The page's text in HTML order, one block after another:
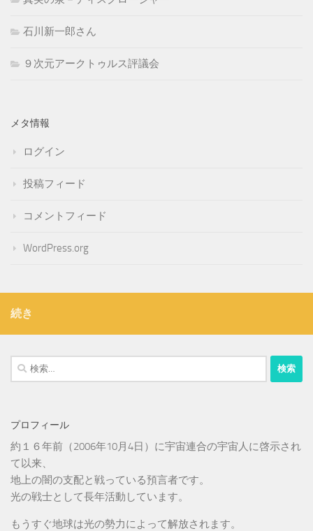
石川新一郎さん
９次元アークトゥルス評議会
メタ情報
ログイン
投稿フィード
コメントフィード
WordPress.org
続き
検
索:
プロフィール
約１６年前（2006年10月4日）に宇宙連合の宇宙人に啓示され
て以来、
地上の闇の支配と戦っている預言者です。
光の戦士として長年活動しています。
もうすぐ地球は光の勢力によって解放されます。